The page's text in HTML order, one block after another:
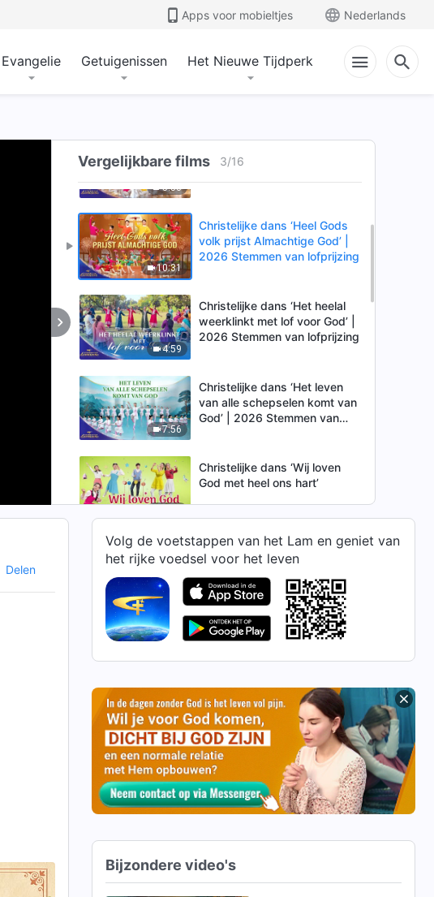
Apps voor mobieltjes Nederlands
Evangelie Getuigenissen Het Nieuwe Tijdperk
Vergelijkbare films 3/16
Christelijke dans ‘God schept
een mooiere toekomst voor de
5:53
Christelijke dans ‘Christus’
koninkrijk is een warm thuis’ |
10:31
Christelijke dans ‘Heel Gods
volk prijst Almachtige God’ |
2026 Stemmen van lofprijzing
4:59
Christelijke dans ‘Het heelal
weerklinkt met lof voor God’ |
2026 Stemmen van lofprijzing
7:56
Christelijke dans ‘Het leven
van alle schepselen komt van
God’ | 2026 Stemmen van
Christelijke dans ‘Wij loven
God met heel ons hart’
6:25
Aanbiddingsdans ‘Hoe
fantastisch het is dat
Almachtige God is gekomen’
(Officiële muziek video)
Aanbiddingsdans ‘Loof God
met een onverdeeld hart’
(Officiële muziek video)
3:48
Christelijke dans ‘Vreugde in
het kerkelijk leven’
Christelijke dans ‘God heeft
Zijn glorie naar het oosten
Christelijk lied ‘Bied God een
oprecht hart aan’ | Dans video
Delen
Volg de voetstappen van het Lam en geniet van
het rijke voedsel voor het leven
Bijzondere video's